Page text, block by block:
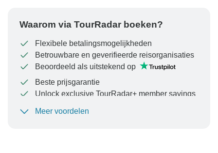
Waarom via TourRadar boeken?
Flexibele betalingsmogelijkheden
Betrouwbare en geverifieerde reisorganisaties
Beoordeeld als uitstekend op
Beste prijsgarantie
Unlock exclusive TourRadar+ member savings
Om uw betaling te beschermen en ervoor te zorgen
Meer voordelen